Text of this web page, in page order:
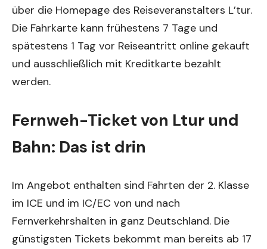
über die Homepage des Reiseveranstalters L’tur.
Die Fahrkarte kann frühestens 7 Tage und
spätestens 1 Tag vor Reiseantritt online gekauft
und ausschließlich mit Kreditkarte bezahlt
werden.
Fernweh-Ticket von Ltur und
Bahn: Das ist drin
Im Angebot enthalten sind Fahrten der 2. Klasse
im ICE und im IC/EC von und nach
Fernverkehrshalten in ganz Deutschland. Die
günstigsten Tickets bekommt man bereits ab 17